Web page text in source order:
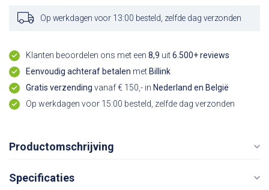
Op werkdagen voor 13:00 besteld, zelfde dag verzonden
Klanten beoordelen ons met een 8,9 uit6.500+ reviews
Eenvoudig achteraf betalen met Billink
Gratis verzending vanaf € 150,- in Nederland en België
Op werkdagen voor 15:00 besteld, zelfde dag verzonden
Productomschrijving
Specificaties